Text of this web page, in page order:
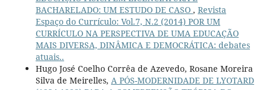
BACHARELADO: UM ESTUDO DE CASO , Revista
Espaço do Currículo: Vol.7, N.2 (2014) POR UM
CURRÍCULO NA PERSPECTIVA DE UMA EDUCAÇÃO
MAIS DIVERSA, DINÂMICA E DEMOCRÁTICA: debates
atuais..
Hugo José Coelho Corrêa de Azevedo, Rosane Moreira
Silva de Meirelles, A PÓS-MODERNIDADE DE LYOTARD